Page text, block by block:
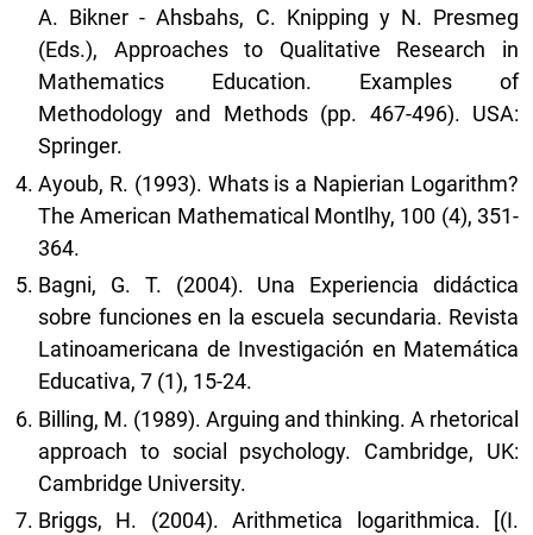
A. Bikner - Ahsbahs, C. Knipping y N. Presmeg
(Eds.), Approaches to Qualitative Research in
Mathematics Education. Examples of
Methodology and Methods (pp. 467-496). USA:
Springer.
Ayoub, R. (1993). Whats is a Napierian Logarithm?
The American Mathematical Montlhy, 100 (4), 351-
364.
Bagni, G. T. (2004). Una Experiencia didáctica
sobre funciones en la escuela secundaria. Revista
Latinoamericana de Investigación en Matemática
Educativa, 7 (1), 15-24.
Billing, M. (1989). Arguing and thinking. A rhetorical
approach to social psychology. Cambridge, UK:
Cambridge University.
Briggs, H. (2004). Arithmetica logarithmica. [(I.